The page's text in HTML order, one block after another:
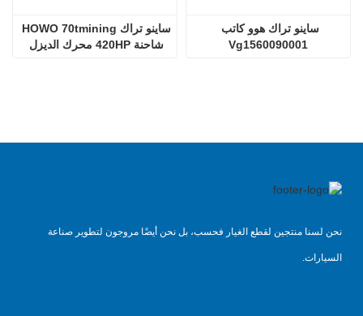
Vg1560090001
نحن لسنا منتجين لقطع الغيار فحسب، بل نحن أيضًا مروجون لتطوير صناعة
السيارات.